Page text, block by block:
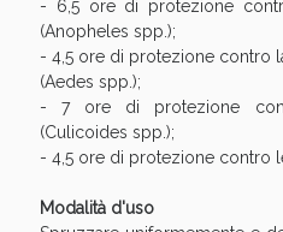
- 6,5 ore di protezione
(Anopheles spp.);
- 4,5 ore di protezione contro
(Aedes spp.);
- 7 ore di protezione
(Culicoides spp.);
- 4,5 ore di protezione contro
Modalità d'uso
Benessere Intestinale: